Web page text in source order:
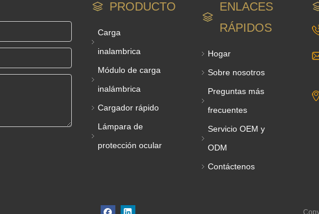
PRODUCTO
Carga
inalambrica
Módulo de carga
inalámbrica
Cargador rápido
Lámpara de
protección ocular
ENLACES
RÁPIDOS
Hogar
Sobre nosotros
Preguntas más
frecuentes
Servicio OEM y
ODM
Contáctenos